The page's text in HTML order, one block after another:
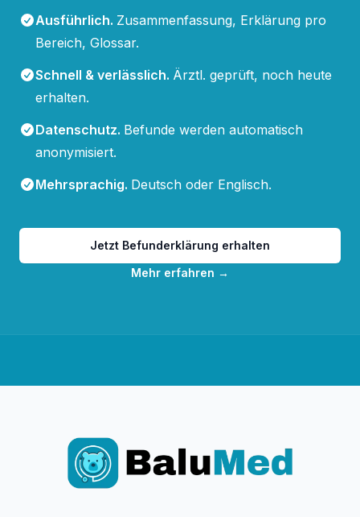
Ausführlich. Zusammenfassung, Erklärung pro
Bereich, Glossar.
Schnell & verlässlich. Ärztl. geprüft, noch heute
erhalten.
Datenschutz. Befunde werden automatisch
anonymisiert.
Mehrsprachig. Deutsch oder Englisch.
Jetzt Befunderklärung erhalten
Mehr erfahren →